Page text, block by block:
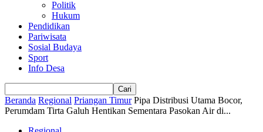
Politik
Hukum
Pendidikan
Pariwisata
Sosial Budaya
Sport
Info Desa
Beranda Regional Priangan Timur Pipa Distribusi Utama Bocor,
Perumdam Tirta Galuh Hentikan Sementara Pasokan Air di...